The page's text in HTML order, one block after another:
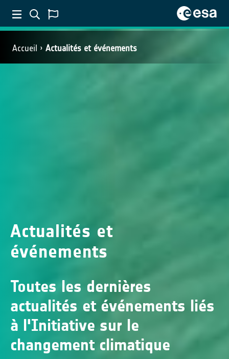
Accueil Actualités et événements
Actualités et
événements
Toutes les dernières
actualités et événements liés
à l'Initiative sur le
changement climatique